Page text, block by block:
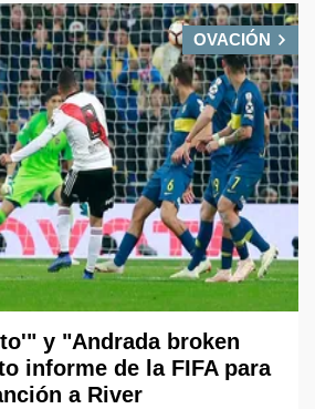
OVACIÓN
y "Andrada broken
informe de la FIFA para
a River